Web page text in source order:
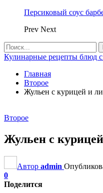
Персиковый соус
Prev Next
Кулинарные рецепты блюд
Главная
Второе
Жульен с курицей и
Второе
Жульен с
Автор admin
0
Поделится